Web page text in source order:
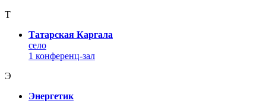
Т
Татарская Каргала
село
1 конференц-зал
Э
Энергетик